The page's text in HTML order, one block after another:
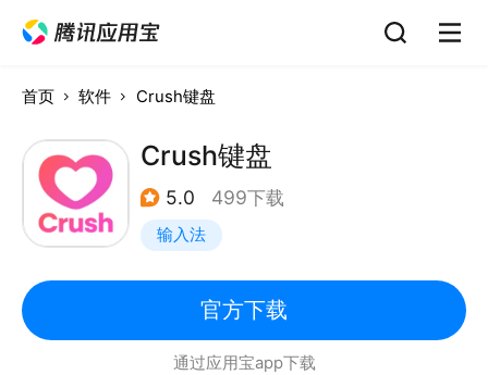
首页 软件 Crush键盘
Crush键盘
5.0 499下载
输入法
官方下载
通过应用宝app下载